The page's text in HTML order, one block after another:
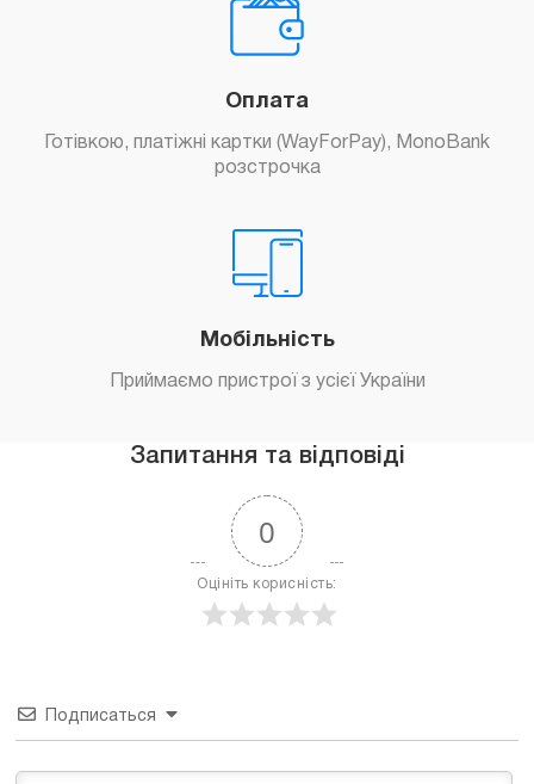
Оплата
Готівкою, платіжні картки (WayForPay), MonoBank
розстрочка
Мобільність
Приймаємо пристрої з усієї України
Запитання та відповіді
0
Оцініть корисність:
Подписаться